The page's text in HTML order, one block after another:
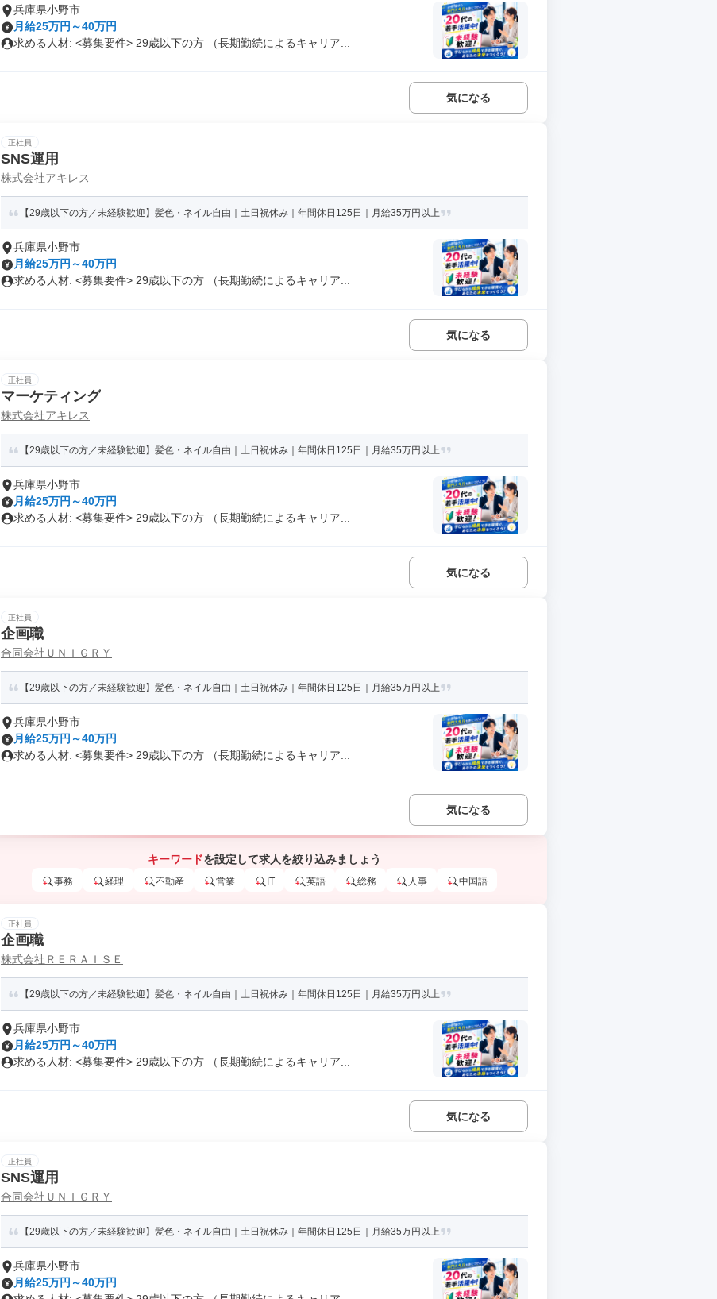
兵庫県小野市
月給25万円～40万円
求める人材: <募集要件> 29歳以下の方 （長期勤続によるキャリア...
気になる
正社員
SNS運用
株式会社アキレス
【29歳以下の方／未経験歓迎】髪色・ネイル自由｜土日祝休み｜年間休日125日｜月給35万円以上
兵庫県小野市
月給25万円～40万円
求める人材: <募集要件> 29歳以下の方 （長期勤続によるキャリア...
気になる
正社員
マーケティング
株式会社アキレス
【29歳以下の方／未経験歓迎】髪色・ネイル自由｜土日祝休み｜年間休日125日｜月給35万円以上
兵庫県小野市
月給25万円～40万円
求める人材: <募集要件> 29歳以下の方 （長期勤続によるキャリア...
気になる
正社員
企画職
合同会社ＵＮＩＧＲＹ
【29歳以下の方／未経験歓迎】髪色・ネイル自由｜土日祝休み｜年間休日125日｜月給35万円以上
兵庫県小野市
月給25万円～40万円
求める人材: <募集要件> 29歳以下の方 （長期勤続によるキャリア...
気になる
キーワードを設定して求人を絞り込みましょう
事務 経理 不動産 営業 IT 英語 総務 人事 中国語
正社員
企画職
株式会社ＲＥＲＡＩＳＥ
【29歳以下の方／未経験歓迎】髪色・ネイル自由｜土日祝休み｜年間休日125日｜月給35万円以上
兵庫県小野市
月給25万円～40万円
求める人材: <募集要件> 29歳以下の方 （長期勤続によるキャリア...
気になる
正社員
SNS運用
合同会社ＵＮＩＧＲＹ
【29歳以下の方／未経験歓迎】髪色・ネイル自由｜土日祝休み｜年間休日125日｜月給35万円以上
兵庫県小野市
月給25万円～40万円